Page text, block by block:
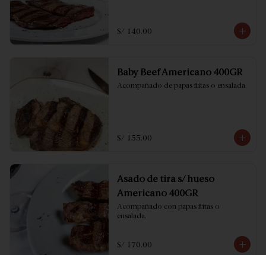
S/ 140.00
Baby Beef Americano 400GR
Acompañado de papas fritas o ensalada
S/ 155.00
Asado de tira s/ hueso
Americano 400GR
Acompañado con papas fritas o
ensalada.
S/ 170.00